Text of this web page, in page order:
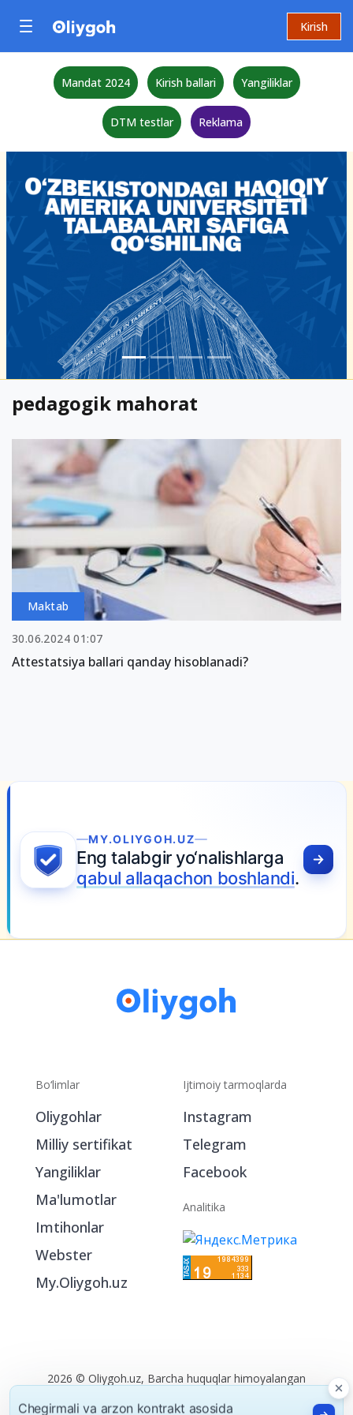
Kirish
Mandat 2024 Kirish ballari Yangiliklar
DTM testlar Reklama
pedagogik mahorat
Maktab
30.06.2024 01:07
Attestatsiya ballari qanday hisoblanadi?
MY.OLIYGOH.UZ
Eng talabgir yo‘nalishlarga
qabul allaqachon boshlandi.
Bo‘limlar
Oliygohlar
Milliy sertifikat
Yangiliklar
Ma'lumotlar
Imtihonlar
Webster
My.Oliygoh.uz
Ijtimoiy tarmoqlarda
Instagram
Telegram
Facebook
Analitika
2026 © Oliygoh.uz, Barcha huquqlar himoyalangan
Reklama/Foydalanish shartlari
Chegirmali va arzon kontrakt asosida